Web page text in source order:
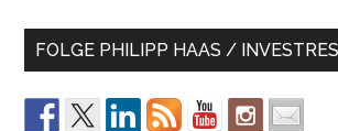
FOLGE PHILIPP HAAS /